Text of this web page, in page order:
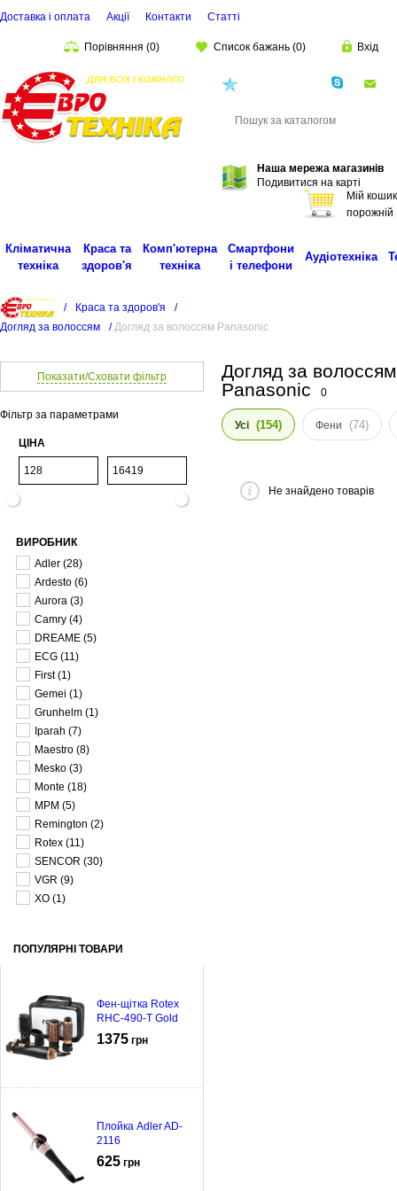
Доставка і оплата Акції Контакти Статті
Порівняння (0) Список бажань (0) Вхід
Наша мережа магазинів
Подивитися на карті
Мій кошик
порожній
Кліматична
техніка
Краса та
здоров'я
Комп'ютерна
техніка
Смартфони
і телефони
Аудіотехніка
/ Краса та здоров'я
/
Догляд за волоссям
/ Догляд за волоссям Panasonic
Показати/Сховати фільтр
Фільтр за параметрами
ЦІНА
ВИРОБНИК
Adler (28)
Ardesto (6)
Aurora (3)
Camry (4)
DREAME (5)
ECG (11)
First (1)
Gemei (1)
Grunhelm (1)
Iparah (7)
Maestro (8)
Mesko (3)
Monte (18)
MPM (5)
Remington (2)
Rotex (11)
SENCOR (30)
VGR (9)
XO (1)
ПОПУЛЯРНІ ТОВАРИ
Фен-щітка Rotex
RHC-490-T Gold
1375 грн
Плойка Adler AD-
2116
625 грн
Догляд за волоссям
Panasonic
0
Усі (154) Фени (74)
Не знайдено товарів